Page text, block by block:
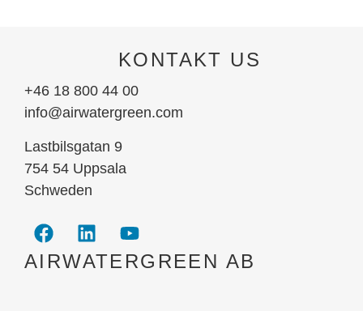
KONTAKT US
+46 18 800 44 00
info@airwatergreen.com
Lastbilsgatan 9
754 54 Uppsala
Schweden
AIRWATERGREEN AB